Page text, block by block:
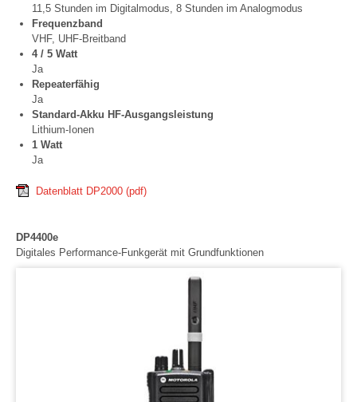
11,5 Stunden im Digitalmodus, 8 Stunden im Analogmodus
Frequenzband
VHF, UHF-Breitband
4 / 5 Watt
Ja
Repeaterfähig
Ja
Standard-Akku HF-Ausgangsleistung
Lithium-Ionen
1 Watt
Ja
Datenblatt DP2000 (pdf)
DP4400e
Digitales Performance-Funkgerät mit Grundfunktionen